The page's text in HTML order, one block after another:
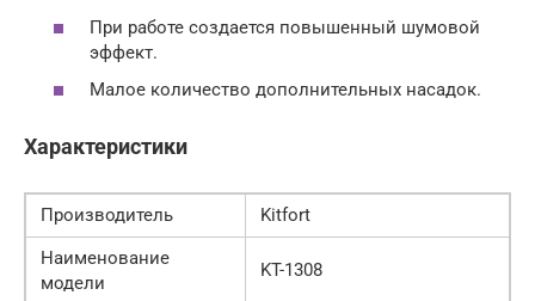
При работе создается повышенный шумовой
эффект.
Малое количество дополнительных насадок.
Характеристики
Производитель
Kitfort
Наименование
модели
KT-1308